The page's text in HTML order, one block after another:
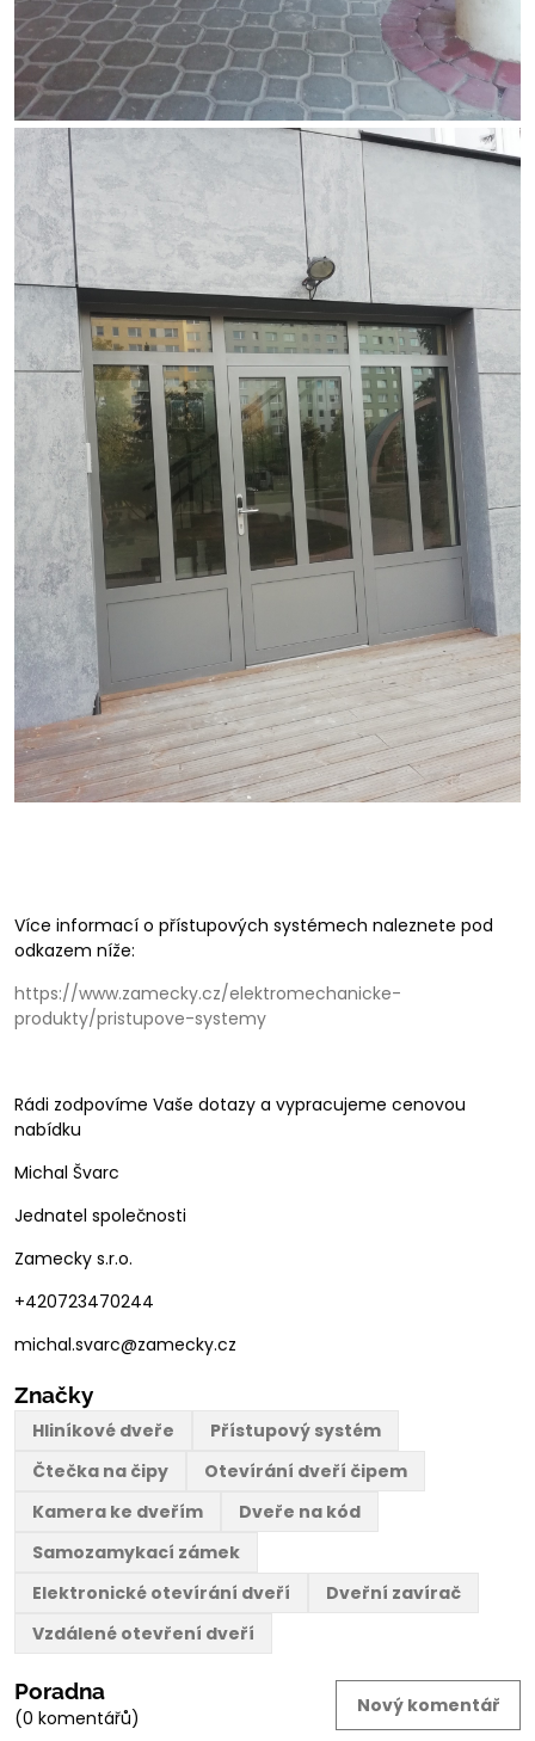
Více informací o přístupových systémech naleznete pod
odkazem níže:
https://www.zamecky.cz/elektromechanicke-
produkty/pristupove-systemy
Rádi zodpovíme Vaše dotazy a vypracujeme cenovou
nabídku
Michal Švarc
Jednatel společnosti
Zamecky s.r.o.
+420723470244
michal.svarc@zamecky.cz
Značky
Hliníkové dveře
Přístupový systém
Čtečka na čipy
Otevírání dveří čipem
Kamera ke dveřím
Dveře na kód
Samozamykací zámek
Elektronické otevírání dveří
Dveřní zavírač
Vzdálené otevření dveří
Poradna
(0 komentářů)
Nový komentář